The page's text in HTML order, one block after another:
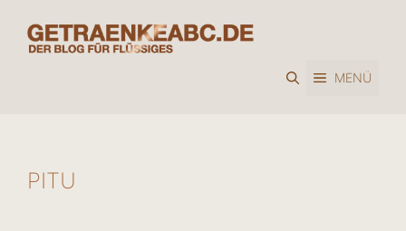
Inhalt
springen
MENÜ
PITU